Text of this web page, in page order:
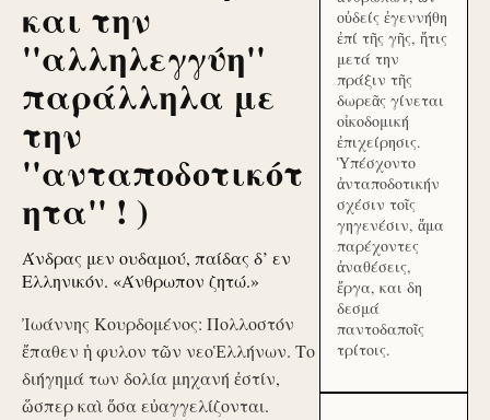
και την
''αλληλεγγύη''
παράλληλα με
την
''ανταποδοτικότ
ητα'' ! )
Άνδρας μεν ουδαμού, παίδας δ’ εν
Ελληνικόν. «Άνθρωπον ζητώ.»
Ἰωάννης Κουρδομένος: Πολλοστόν
ἔπαθεν ἡ φυλον τῶν νεοἙλλήνων. Το
διήγημά των δολία μηχανή ἐστίν,
ὥσπερ καὶ ὅσα εὐαγγελίζονται.
οὐδείς ἐγεννήθη
ἐπί τῆς γῆς, ἥτις
μετά την
πράξιν τῆς
δωρεᾶς γίνεται
οἰκοδομική
ἐπιχείρησις.
Ὑπέσχοντο
ἀνταποδοτικήν
σχέσιν τοῖς
γηγενέσιν, ἅμα
παρέχοντες
ἀναθέσεις,
ἔργα, και δη
δεσμά
παντοδαποῖς
τρίτοις.